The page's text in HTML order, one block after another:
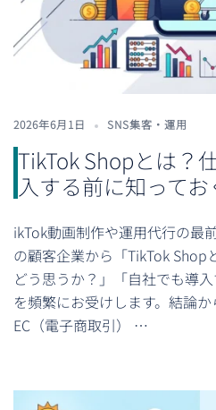
2026年6月1日 SNS集客・運用
TikTok Shopとは？
入する前に知って
ikTok動画制作や運用代行の最
の顧客企業から「TikTok Shop
どう思うか？」「自社でも導
を頻繁にお受けします。結論
EC（電子商取引） …